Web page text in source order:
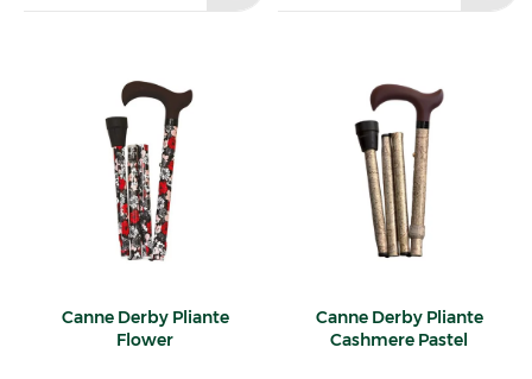
Canne Derby Pliante
Flower
Canne Derby Pliante
Cashmere Pastel